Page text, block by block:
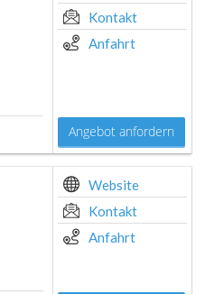
Kontakt
Anfahrt
Angebot anfordern
Website
Kontakt
Anfahrt